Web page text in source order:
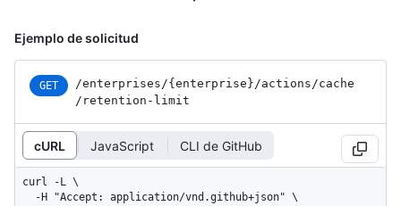
Ejemplo de solicitud
GET /enterprises/{enterprise}/actions/cache
/retention-limit
cURL JavaScript CLI de GitHub
curl -L \